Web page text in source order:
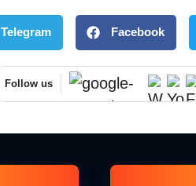
Telegram Facebook
Follow us